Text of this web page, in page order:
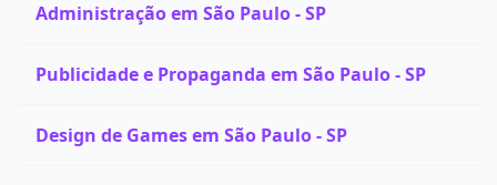
Administração em São Paulo - SP
Publicidade e Propaganda em São Paulo - SP
Design de Games em São Paulo - SP